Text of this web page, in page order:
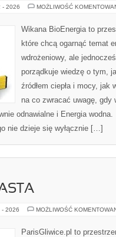
- 2026 MOŻLIWOŚĆ
Wikana BioEnergia to
które chcą ogarnąć temat
wdrożeniowy, ale
porządkuje wiedzę o tym,
źródłem ciepła i mocy, jak
na co zwracać uwagę, gdy
odnawialne i Energia
nie dzieje się wyłącznie […]
- 2026 MOŻLIWOŚĆ
ParisGliwice.pl to